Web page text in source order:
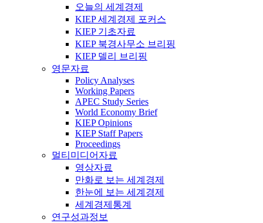
오늘의 세계경제
KIEP 세계경제 포커스
KIEP 기초자료
KIEP 북경사무소 브리핑
KIEP 델리 브리핑
영문자료
Policy Analyses
Working Papers
APEC Study Series
World Economy Brief
KIEP Opinions
KIEP Staff Papers
Proceedings
멀티미디어자료
영상자료
만화로 보는 세계경제
한눈에 보는 세계경제
세계경제통계
연구성과정보